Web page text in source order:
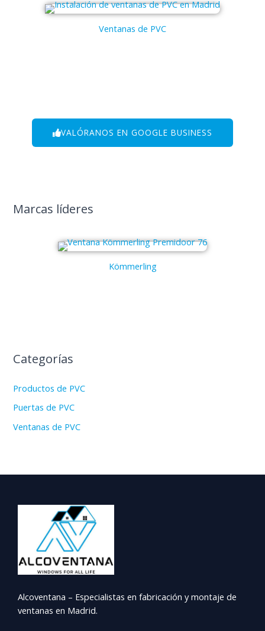
Ventanas de PVC
VALÓRANOS EN GOOGLE BUSINESS
Marcas líderes
Kömmerling
Categorías
Productos de PVC
Puertas de PVC
Ventanas de PVC
Alcoventana – Especialistas en fabricación y montaje de
ventanas en Madrid.